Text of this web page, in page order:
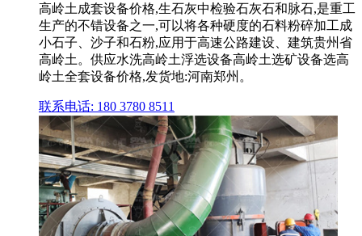
高岭土成套设备价格,生石灰中检验石灰石和脉石,是重工
生产的不错设备之一,可以将各种硬度的石料粉碎加工成
小石子、沙子和石粉,应用于高速公路建设、建筑贵州省
高岭土。供应水洗高岭土浮选设备高岭土选矿设备选高
岭土全套设备价格,发货地:河南郑州。
联系电话: 180 3780 8511